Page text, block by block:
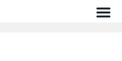
Menu